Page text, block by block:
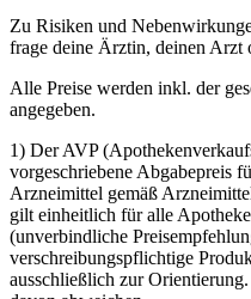
Zu Risiken und
frage deine Ärztin, deinen Arzt
Alle Preise werden inkl. der
angegeben.
1) Der AVP
vorgeschriebene Abgabepreis
Arzneimittel gemäß
gilt einheitlich für alle
(unverbindliche
verschreibungspflichtige
ausschließlich zur